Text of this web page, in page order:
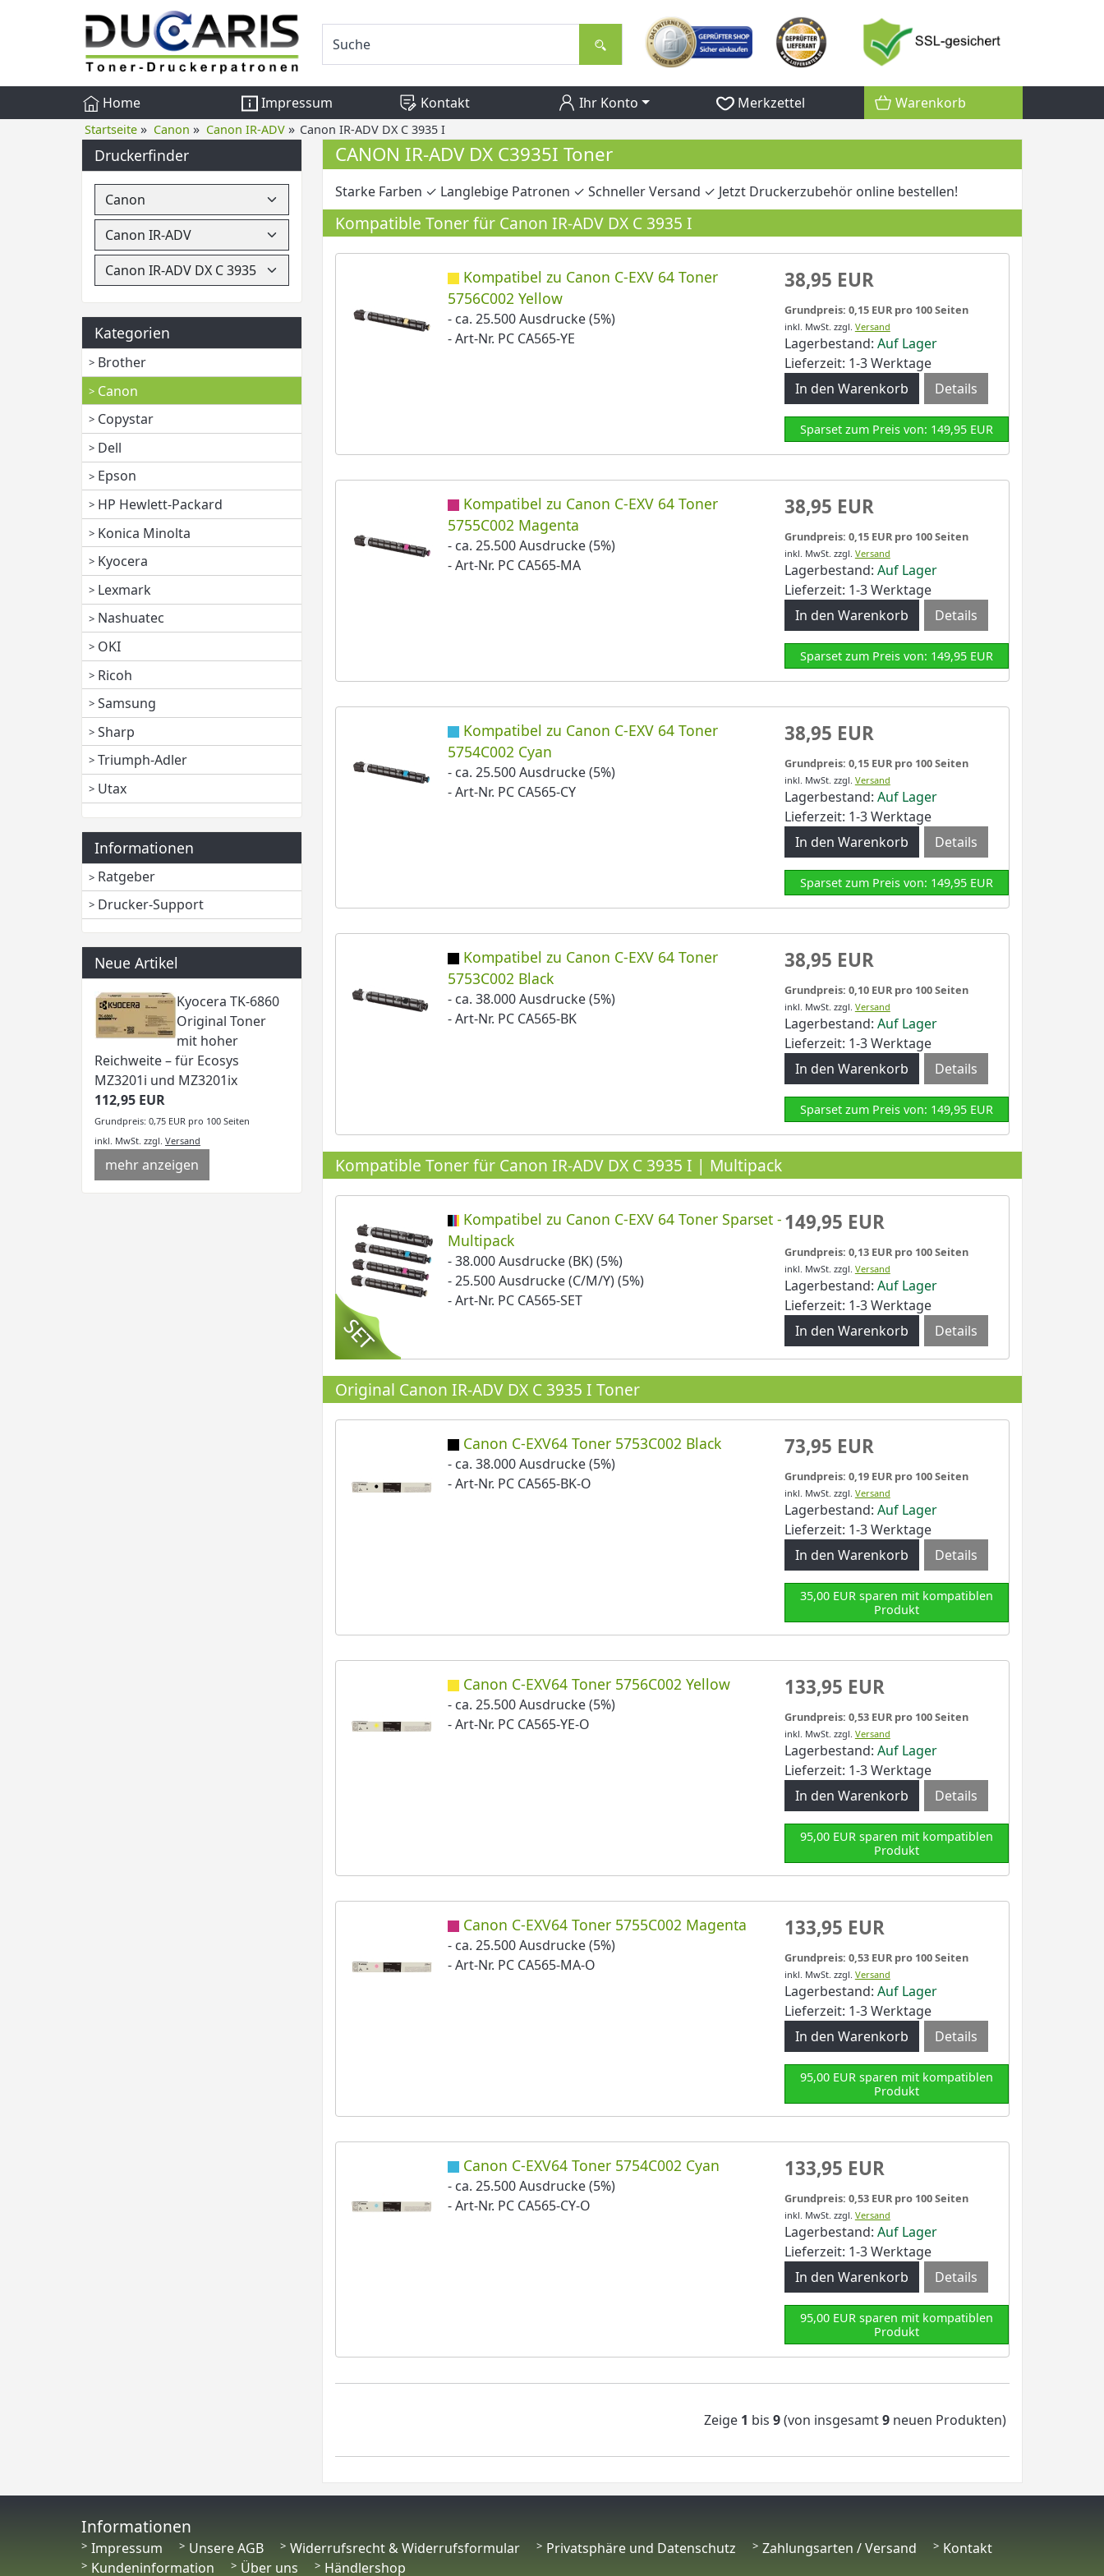
Home Impressum Kontakt Ihr Konto Merkzettel Warenkorb
Startseite » Canon » Canon IR-ADV » Canon IR-ADV DX C 3935 I
Druckerfinder
Kategorien
Brother
Canon
Copystar
Dell
Epson
HP Hewlett-Packard
Konica Minolta
Kyocera
Lexmark
Nashuatec
OKI
Ricoh
Samsung
Sharp
Triumph-Adler
Utax
Informationen
Ratgeber
Drucker-Support
Neue Artikel
Kyocera TK-6860
Original Toner
mit hoher
Reichweite – für Ecosys
MZ3201i und MZ3201ix
112,95 EUR
Grundpreis: 0,75 EUR pro 100 Seiten
inkl. MwSt. zzgl. Versand
mehr anzeigen
CANON IR-ADV DX C3935I Toner
Starke Farben ✓ Langlebige Patronen ✓ Schneller Versand ✓ Jetzt Druckerzubehör online bestellen!
Kompatible Toner für Canon IR-ADV DX C 3935 I
Kompatibel zu Canon C-EXV 64 Toner
5756C002 Yellow
- ca. 25.500 Ausdrucke (5%)
- Art-Nr. PC CA565-YE
38,95 EUR
Grundpreis: 0,15 EUR pro 100 Seiten
inkl. MwSt. zzgl. Versand
Lagerbestand: Auf Lager
Lieferzeit: 1-3 Werktage
Details
Sparset zum Preis von: 149,95 EUR
Kompatibel zu Canon C-EXV 64 Toner
5755C002 Magenta
- ca. 25.500 Ausdrucke (5%)
- Art-Nr. PC CA565-MA
38,95 EUR
Grundpreis: 0,15 EUR pro 100 Seiten
inkl. MwSt. zzgl. Versand
Lagerbestand: Auf Lager
Lieferzeit: 1-3 Werktage
Details
Sparset zum Preis von: 149,95 EUR
Kompatibel zu Canon C-EXV 64 Toner
5754C002 Cyan
- ca. 25.500 Ausdrucke (5%)
- Art-Nr. PC CA565-CY
38,95 EUR
Grundpreis: 0,15 EUR pro 100 Seiten
inkl. MwSt. zzgl. Versand
Lagerbestand: Auf Lager
Lieferzeit: 1-3 Werktage
Details
Sparset zum Preis von: 149,95 EUR
Kompatibel zu Canon C-EXV 64 Toner
5753C002 Black
- ca. 38.000 Ausdrucke (5%)
- Art-Nr. PC CA565-BK
38,95 EUR
Grundpreis: 0,10 EUR pro 100 Seiten
inkl. MwSt. zzgl. Versand
Lagerbestand: Auf Lager
Lieferzeit: 1-3 Werktage
Details
Sparset zum Preis von: 149,95 EUR
Kompatible Toner für Canon IR-ADV DX C 3935 I | Multipack
Kompatibel zu Canon C-EXV 64 Toner Sparset -
Multipack
- 38.000 Ausdrucke (BK) (5%)
- 25.500 Ausdrucke (C/M/Y) (5%)
- Art-Nr. PC CA565-SET
149,95 EUR
Grundpreis: 0,13 EUR pro 100 Seiten
inkl. MwSt. zzgl. Versand
Lagerbestand: Auf Lager
Lieferzeit: 1-3 Werktage
Details
Original Canon IR-ADV DX C 3935 I Toner
Canon C-EXV64 Toner 5753C002 Black
- ca. 38.000 Ausdrucke (5%)
- Art-Nr. PC CA565-BK-O
73,95 EUR
Grundpreis: 0,19 EUR pro 100 Seiten
inkl. MwSt. zzgl. Versand
Lagerbestand: Auf Lager
Lieferzeit: 1-3 Werktage
Details
35,00 EUR sparen mit kompatiblen
Produkt
Canon C-EXV64 Toner 5756C002 Yellow
- ca. 25.500 Ausdrucke (5%)
- Art-Nr. PC CA565-YE-O
133,95 EUR
Grundpreis: 0,53 EUR pro 100 Seiten
inkl. MwSt. zzgl. Versand
Lagerbestand: Auf Lager
Lieferzeit: 1-3 Werktage
Details
95,00 EUR sparen mit kompatiblen
Produkt
Canon C-EXV64 Toner 5755C002 Magenta
- ca. 25.500 Ausdrucke (5%)
- Art-Nr. PC CA565-MA-O
133,95 EUR
Grundpreis: 0,53 EUR pro 100 Seiten
inkl. MwSt. zzgl. Versand
Lagerbestand: Auf Lager
Lieferzeit: 1-3 Werktage
Details
95,00 EUR sparen mit kompatiblen
Produkt
Canon C-EXV64 Toner 5754C002 Cyan
- ca. 25.500 Ausdrucke (5%)
- Art-Nr. PC CA565-CY-O
133,95 EUR
Grundpreis: 0,53 EUR pro 100 Seiten
inkl. MwSt. zzgl. Versand
Lagerbestand: Auf Lager
Lieferzeit: 1-3 Werktage
Details
95,00 EUR sparen mit kompatiblen
Produkt
Zeige 1 bis 9(von insgesamt9 neuen Produkten)
Informationen
Impressum Unsere AGB Widerrufsrecht & Widerrufsformular Privatsphäre und Datenschutz Zahlungsarten / Versand
Kontakt
Kundeninformation
Über uns Händlershop